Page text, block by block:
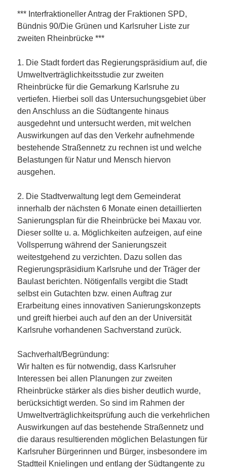
*** Interfraktioneller Antrag der Fraktionen SPD,
Bündnis 90/Die Grünen und Karlsruher Liste zur
zweiten Rheinbrücke ***
1. Die Stadt fordert das Regierungspräsidium auf, die
Umweltverträglichkeitsstudie zur zweiten
Rheinbrücke für die Gemarkung Karlsruhe zu
vertiefen. Hierbei soll das Untersuchungsgebiet über
den Anschluss an die Südtangente hinaus
ausgedehnt und untersucht werden, mit welchen
Auswirkungen auf das den Verkehr aufnehmende
bestehende Straßennetz zu rechnen ist und welche
Belastungen für Natur und Mensch hiervon
ausgehen.
2. Die Stadtverwaltung legt dem Gemeinderat
innerhalb der nächsten 6 Monate einen detaillierten
Sanierungsplan für die Rheinbrücke bei Maxau vor.
Dieser sollte u. a. Möglichkeiten aufzeigen, auf eine
Vollsperrung während der Sanierungszeit
weitestgehend zu verzichten. Dazu sollen das
Regierungspräsidium Karlsruhe und der Träger der
Baulast berichten. Nötigenfalls vergibt die Stadt
selbst ein Gutachten bzw. einen Auftrag zur
Erarbeitung eines innovativen Sanierungskonzepts
und greift hierbei auch auf den an der Universität
Karlsruhe vorhandenen Sachverstand zurück.
Sachverhalt/Begründung:
Wir halten es für notwendig, dass Karlsruher
Interessen bei allen Planungen zur zweiten
Rheinbrücke stärker als dies bisher deutlich wurde,
berücksichtigt werden. So sind im Rahmen der
Umweltverträglichkeitsprüfung auch die verkehrlichen
Auswirkungen auf das bestehende Straßennetz und
die daraus resultierenden möglichen Belastungen für
Karlsruher Bürgerinnen und Bürger, insbesondere im
Stadtteil Knielingen und entlang der Südtangente zu